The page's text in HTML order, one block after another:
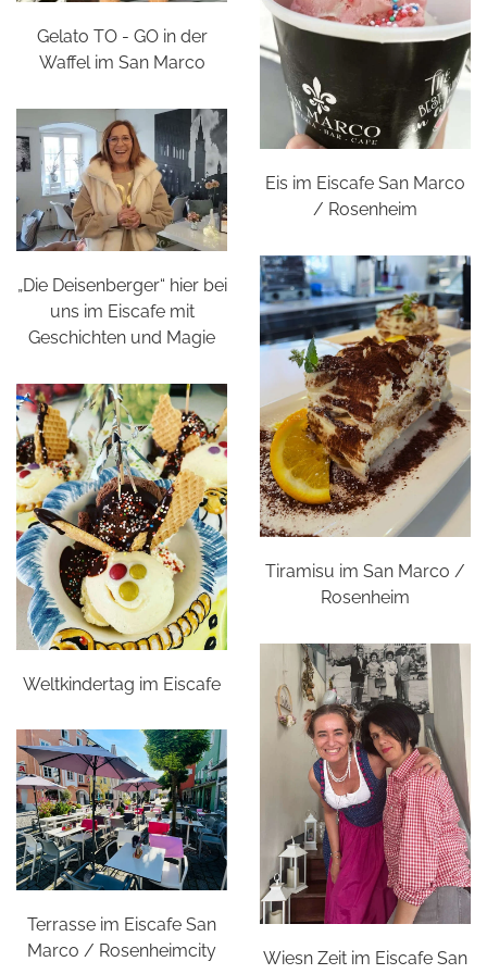
Gelato TO - GO in der
Waffel im San Marco
Eis im Eiscafe San Marco
/ Rosenheim
„Die Deisenberger“ hier bei
uns im Eiscafe mit
Geschichten und Magie
Tiramisu im San Marco /
Rosenheim
Weltkindertag im Eiscafe
Wiesn Zeit im Eiscafe San
Terrasse im Eiscafe San
Marco / Rosenheimcity